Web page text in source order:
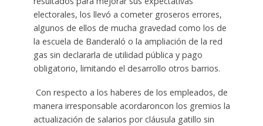
electorales, los llevó a cometer groseros errores,
algunos de ellos de mucha gravedad como los de
la escuela de Banderaló o la ampliación de la red
gas sin declararla de utilidad pública y pago
obligatorio, limitando el desarrollo otros barrios.
Con respecto a los haberes de los empleados, de
manera irresponsable acordaroncon los gremios la
actualización de salarios por cláusula gatillo sin